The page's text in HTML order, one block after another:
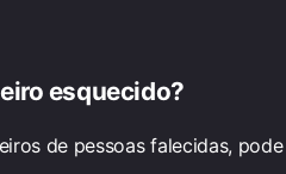
esquecido?
de pessoas falecidas,